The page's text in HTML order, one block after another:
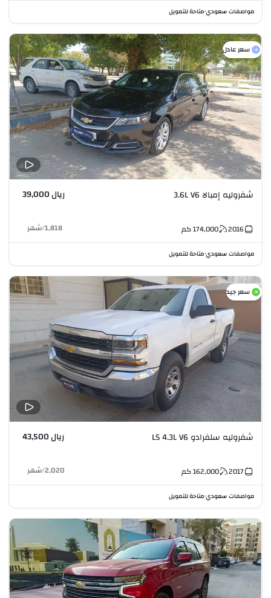
مواصفات سعودي•متاحة للتمويل
سعر عادل
شفروليه إمبالا 3.6L V6 ريال 39,000
2016
174,000كم 1,818
/شهر
مواصفات سعودي•متاحة للتمويل
سعر جيد
شفروليه سلفرادو LS 4.3L V6 ريال 43,500
2017
162,000كم 2,020
/شهر
مواصفات سعودي•متاحة للتمويل